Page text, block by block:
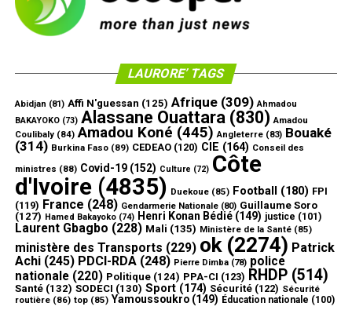
LAURORE’ TAGS
Abidjan (81) Affi N'guessan (125) Afrique(309) Ahmadou
BAKAYOKO(73) Alassane Ouattara (830) Amadou
Coulibaly(84) Amadou Koné (445) Angleterre(83) Bouaké
(314) Burkina Faso(89) CEDEAO(120) CIE (164) Conseil des
ministres (88) Covid-19(152) Culture (72) Côte
d'Ivoire(4835) Duekoue(85) Football (180) FPI
(119) France (248) Gendarmerie Nationale(80) Guillaume Soro
(127) Hamed Bakayoko(74) Henri Konan Bédié(149) justice (101)
Laurent Gbagbo (228) Mali (135) Ministère de la Santé(85)
ministère des Transports (229) ok(2274) Patrick
Achi(245) PDCI-RDA(248) Pierre Dimba(78) police
nationale(220) Politique(124) PPA-CI (123) RHDP(514)
Santé(132) SODECI (130) Sport(174) Sécurité(122) Sécurité
routière(86) top(85) Yamoussoukro(149) Éducation nationale (100)